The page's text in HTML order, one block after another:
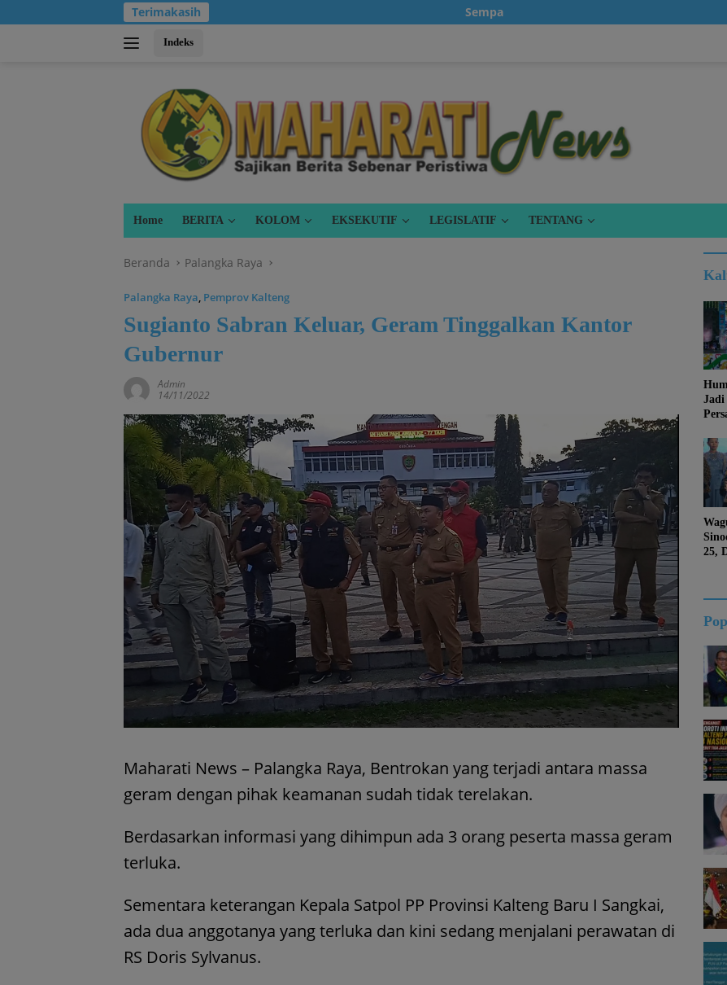
ke
Terimakasih Sempatkanlah untuk klik iklan, karena itu
Indeks
Home BERITA KOLOM EKSEKUTIF LEGISLATIF TENTANG
Beranda Palangka Raya
Palangka Raya, Pemprov Kalteng
Sugianto Sabran Keluar, Geram Tinggalkan Kantor
Gubernur
Admin
14/11/2022
Maharati News – Palangka Raya, Bentrokan yang terjadi antara massa
geram dengan pihak keamanan sudah tidak terelakan.
Berdasarkan informasi yang dihimpun ada 3 orang peserta massa geram
terluka.
Sementara keterangan Kepala Satpol PP Provinsi Kalteng Baru I Sangkai,
ada dua anggotanya yang terluka dan kini sedang menjalani perawatan di
RS Doris Sylvanus.
Jadi
Jati
25,